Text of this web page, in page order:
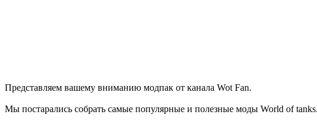
Представляем вашему вниманию модпак от канала Wot Fan.
Мы постарались собрать самые популярные и полезные моды World of